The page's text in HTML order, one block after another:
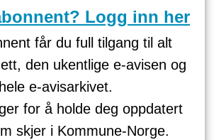
Logg inn her
får du full tilgang til alt
den ukentlige e-avisen og
hele e-avisarkivet.
for å holde deg oppdatert
skjer i Kommune-Norge.